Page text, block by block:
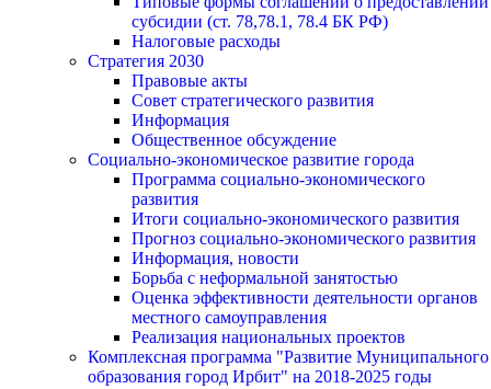
субсидии (ст. 78,78.1, 78.4 БК РФ)
Налоговые расходы
Стратегия 2030
Правовые акты
Совет стратегического развития
Информация
Общественное обсуждение
Социально-экономическое развитие города
Программа социально-экономического
развития
Итоги социально-экономического развития
Прогноз социально-экономического развития
Информация, новости
Борьба с неформальной занятостью
Оценка эффективности деятельности органов
местного самоуправления
Реализация национальных проектов
Комплексная программа "Развитие Муниципального
образования город Ирбит" на 2018-2025 годы